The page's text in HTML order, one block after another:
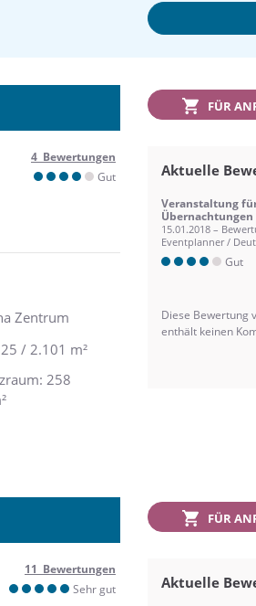
4 Bewertungen
Gut
Zentrum
/ 2.101 m²
258
FÜR
Aktuelle
Veranstaltung
15.01.2018 –
Eventplanner /
Gut
Diese Bewertung
enthält keinen
11 Bewertungen
Sehr gut
FÜR
Aktuelle